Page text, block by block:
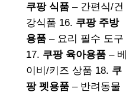
쿠팡 식품 – 간편식/건
강식품 16. 쿠팡 주방
용품 – 요리 필수 도구
17. 쿠팡 육아용품 – 베
이비/키즈 상품 18. 쿠
팡 펫용품 – 반려동물